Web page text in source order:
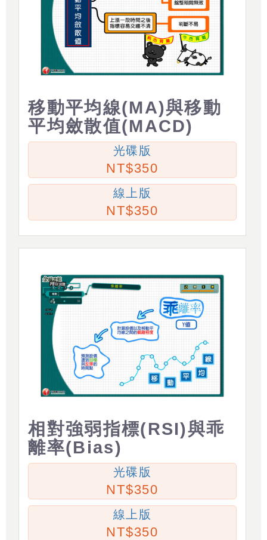
移動平均線(MA)與移動
平均斂散值(MACD)
光碟版
350
線上版
350
相對強弱指標(RSI)與乖
離率(Bias)
光碟版
350
線上版
350